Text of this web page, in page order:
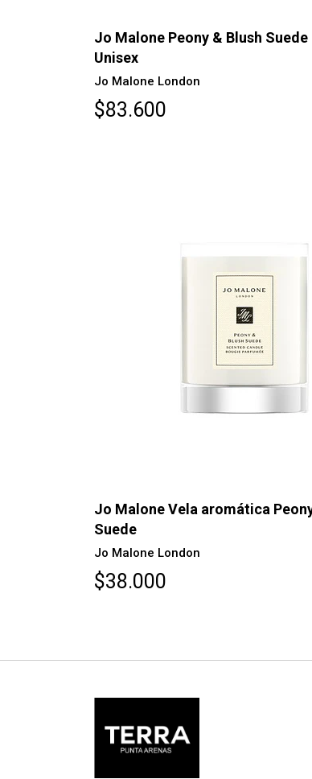
Jo Malone Peony & Blush
Unisex
Jo Malone London
$83.600
Jo Malone Vela aromática
Suede
Jo Malone London
$38.000